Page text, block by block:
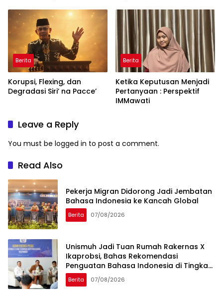
Ancaman Kleptokrasi
Berita
Korupsi, Flexing, dan
Degradasi Siri’ na Pacce’
Berita
Ketika Keputusan Menjadi
Pertanyaan : Perspektif
IMMawati
Leave a Reply
You must be logged in to post a comment.
Read Also
Pekerja Migran Didorong Jadi Jembatan
Bahasa Indonesia ke Kancah Global
Berita 07/08/2026
Unismuh Jadi Tuan Rumah Rakernas X
Ikaprobsi, Bahas Rekomendasi
Penguatan Bahasa Indonesia di Tingkat
Global
Berita 07/08/2026